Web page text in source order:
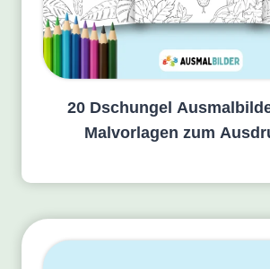
20 Dschungel
Malvorlagen zum